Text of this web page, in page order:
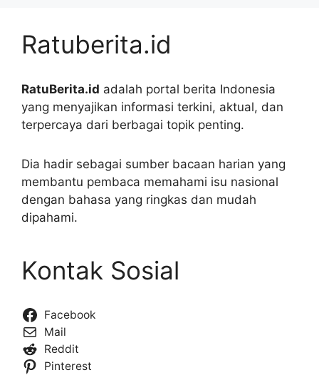
Ratuberita.id
RatuBerita.id adalah portal berita Indonesia
yang menyajikan informasi terkini, aktual, dan
terpercaya dari berbagai topik penting.
Dia hadir sebagai sumber bacaan harian yang
membantu pembaca memahami isu nasional
dengan bahasa yang ringkas dan mudah
dipahami.
Kontak Sosial
Facebook
Mail
Reddit
Pinterest